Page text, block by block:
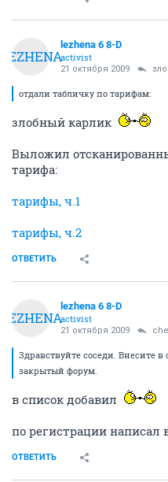
LEZHENA
lezhena 6 8-D
activist
21 октября 2009
отдали табличку по тарифам:
злобный карлик
Выложил
тарифа:
тарифы, ч.1
тарифы, ч.2
ОТВЕТИТЬ
LEZHENA
lezhena 6 8-D
activist
21 октября 2009
Здравствуйте соседи. Внесите
закрытый форум.
в список добавил
по регистрации написал
ОТВЕТИТЬ